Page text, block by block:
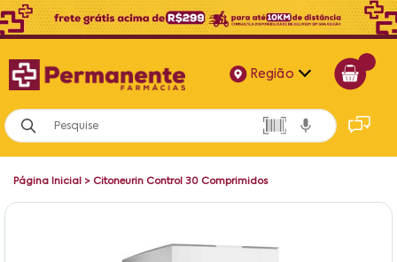
Região
Alagoas
Bahia
Página Inicial > Citoneurin Control 30 Comprimidos